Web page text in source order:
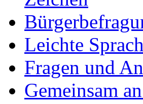
Leichte
Fragen und
Gemeinsam